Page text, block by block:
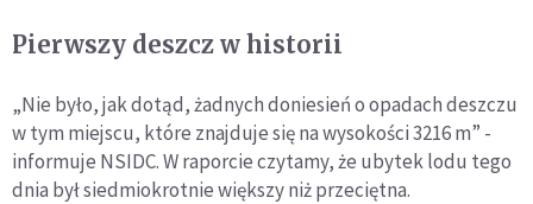
Pierwszy deszcz w historii
„Nie było, jak dotąd, żadnych doniesień o opadach deszczu
w tym miejscu, które znajduje się na wysokości 3216 m” -
informuje NSIDC. W raporcie czytamy, że ubytek lodu tego
dnia był siedmiokrotnie większy niż przeciętna.